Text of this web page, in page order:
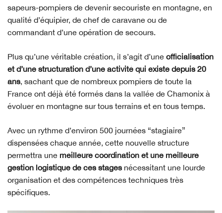
sapeurs-pompiers de devenir secouriste en montagne, en
qualité d’équipier, de chef de caravane ou de
commandant d’une opération de secours.
Plus qu’une véritable création, il s’agit d’une officialisation
et d’une structuration d’une activité qui existe depuis 20
ans, sachant que de nombreux pompiers de toute la
France ont déjà été formés dans la vallée de Chamonix à
évoluer en montagne sur tous terrains et en tous temps.
Avec un rythme d’environ 500 journées “stagiaire”
dispensées chaque année, cette nouvelle structure
permettra une meilleure coordination et une meilleure
gestion logistique de ces stagesnécessitant une lourde
organisation et des compétences techniques très
spécifiques.